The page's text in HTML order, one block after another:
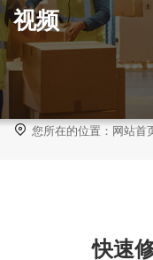
视频
 您所在的位置： 网站首
快速